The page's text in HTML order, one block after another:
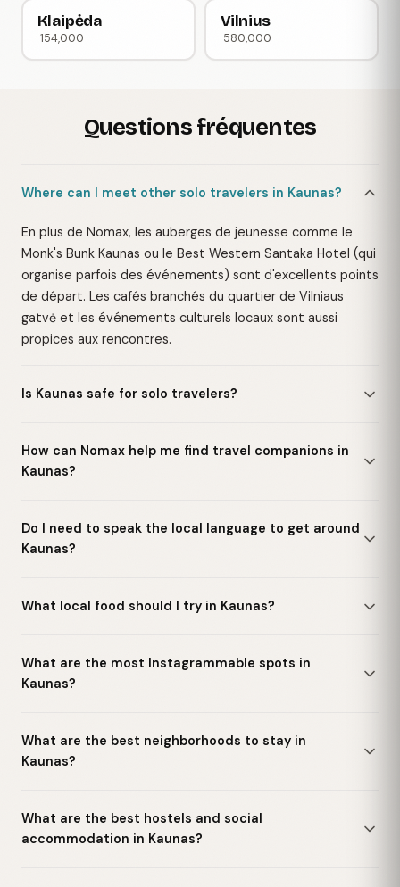
Klaipėda
154,000
Vilnius
580,000
Questions fréquentes
Where can I meet other solo travelers in Kaunas?
En plus de Nomax, les auberges de jeunesse comme le
Monk's Bunk Kaunas ou le Best Western Santaka Hotel (qui
organise parfois des événements) sont d'excellents points
de départ. Les cafés branchés du quartier de Vilniaus
gatvė et les événements culturels locaux sont aussi
propices aux rencontres.
Is Kaunas safe for solo travelers?
How can Nomax help me find travel companions in
Kaunas?
Do I need to speak the local language to get around
Kaunas?
What local food should I try in Kaunas?
What are the most Instagrammable spots in
Kaunas?
What are the best neighborhoods to stay in
Kaunas?
What are the best hostels and social
accommodation in Kaunas?